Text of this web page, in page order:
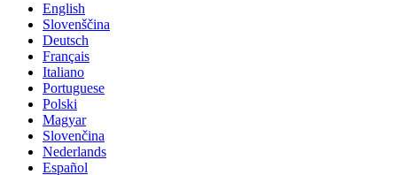
English
Slovenščina
Deutsch
Français
Italiano
Portuguese
Polski
Magyar
Slovenčina
Nederlands
Español